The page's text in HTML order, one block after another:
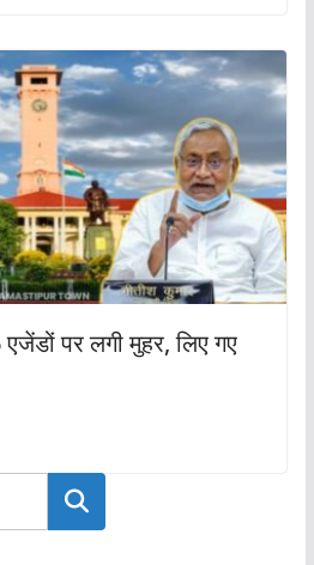
पर लगी मुहर, लिए गए
खोजें